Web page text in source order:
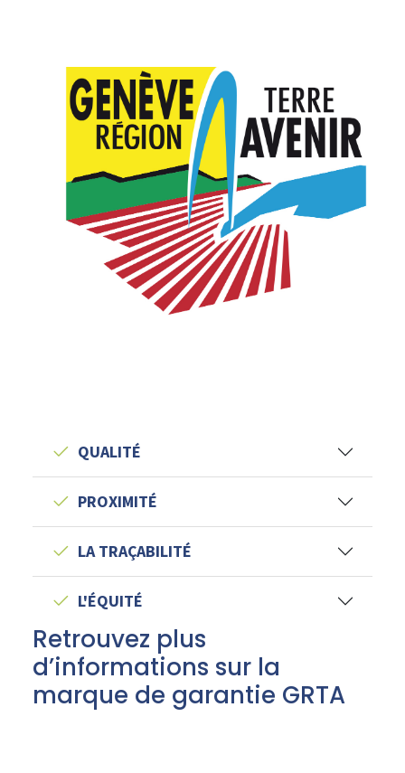
QUALITÉ
PROXIMITÉ
LA TRAÇABILITÉ
L'ÉQUITÉ
Retrouvez plus
d’informations sur la
marque de garantie GRTA